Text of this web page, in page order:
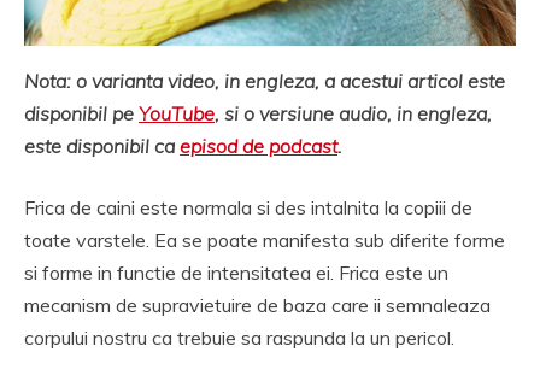
Nota: o varianta video, in engleza, a acestui articol este
disponibil pe YouTube, si o versiune audio, in engleza,
este disponibil ca episod de podcast.
Frica de caini este normala si des intalnita la copiii de
toate varstele. Ea se poate manifesta sub diferite forme
si forme in functie de intensitatea ei. Frica este un
mecanism de supravietuire de baza care ii semnaleaza
corpului nostru ca trebuie sa raspunda la un pericol.